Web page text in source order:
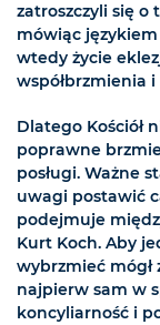
zatroszczyli się o
mówiąc
wtedy życie
współbrzmienia
Dlatego Kościół
poprawne
posługi. Ważne
uwagi postawić
podejmuje
Kurt Koch. Aby
wybrzmieć mógł
najpierw sam w
koncyliarność i